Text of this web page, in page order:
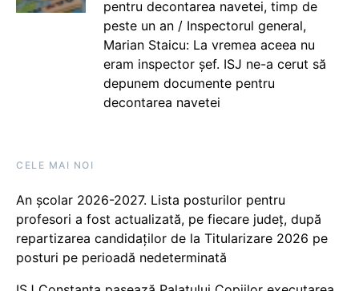
pentru decontarea navetei, timp de
peste un an / Inspectorul general,
Marian Staicu: La vremea aceea nu
eram inspector șef. ISJ ne-a cerut să
depunem documente pentru
decontarea navetei
CELE MAI NOI
An școlar 2026-2027. Lista posturilor pentru
profesori a fost actualizată, pe fiecare județ, după
repartizarea candidaților de la Titularizare 2026 pe
posturi pe perioadă nedeterminată